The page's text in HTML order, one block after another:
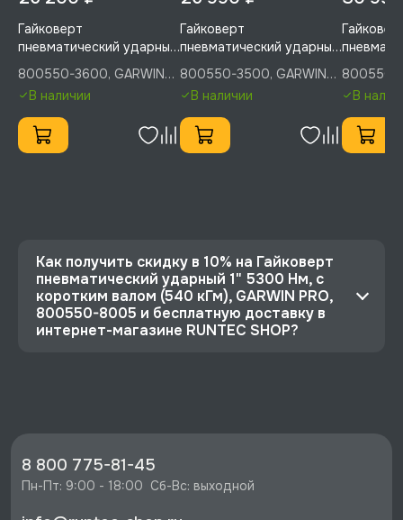
Гайковерт
пневматический ударный
1" 3600 Нм с внутренним
курком, облегченный,
длинный вал, GARWIN
PRO, 800550-3600
800550-3600, GARWIN
PROВ наличии
Гайковерт
пневматический ударный
1" 3600 Нм с внутренним
курком, облегченный,
короткий вал, GARWIN
PRO, 800550-3500
800550-3500, GARWIN
PROВ наличии
1" 3600
курком,
800550-
800550-
PRO
В
Как получить скидку в 10% на Гайковерт
пневматический ударный 1" 5300 Нм, с
коротким валом (540 кГм), GARWIN PRO,
800550-8005 и бесплатную доставку в
интернет-магазине RUNTEC SHOP?
PRO, 800550-8005 со скидкой - 24291 руб.
⚡️ Бесплатная доставка в Москве, Санкт-
8 800 775-81-45
Пн-Пт: 9:00 - 18:00  Сб-Вс: выходной